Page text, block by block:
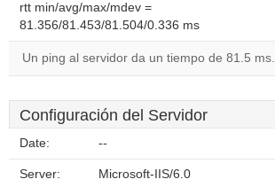
rtt min/avg/max/mdev =
81.356/81.453/81.504/0.336 ms
Un ping al servidor da un tiempo de 81.5 ms.
Configuración del Servidor
Date: --
Server: Microsoft-IIS/6.0